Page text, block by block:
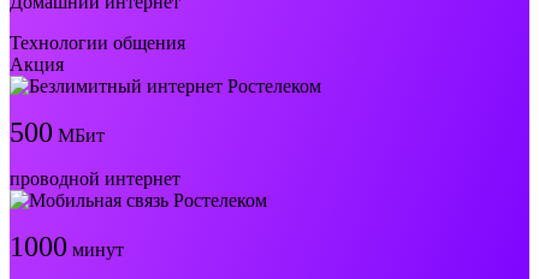
Технологии общения
Акция
500 МБит
проводной интернет
1000 минут